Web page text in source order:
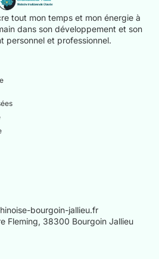
tout mon temps et mon énergie à
dans son développement et son
personnel et professionnel.
bourgoin-jallieu.fr
Fleming, 38300 Bourgoin Jallieu